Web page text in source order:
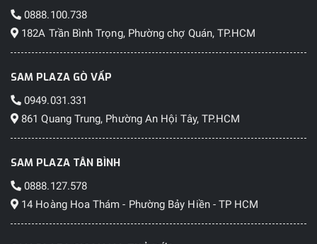
0888.100.738
182A Trần Bình Trọng, Phường chợ Quán, TP.HCM
SAM PLAZA GÒ VẤP
0949.031.331
861 Quang Trung, Phường An Hội Tây, TP.HCM
SAM PLAZA TÂN BÌNH
0888.127.578
14 Hoàng Hoa Thám - Phường Bảy Hiền - TP HCM